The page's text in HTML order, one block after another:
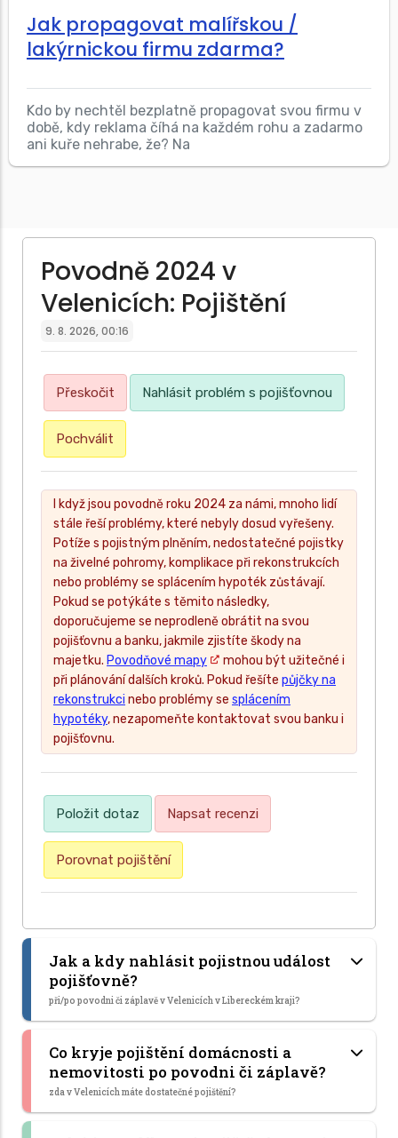
Jak propagovat malířskou /
lakýrnickou firmu zdarma?
Kdo by nechtěl bezplatně propagovat svou firmu v
době, kdy reklama číhá na každém rohu a zadarmo
ani kuře nehrabe, že? Na
Povodně 2024 v
Velenicích: Pojištění
9. 8. 2026, 00:16
Přeskočit Nahlásit problém s pojišťovnou
Pochválit
I když jsou povodně roku 2024 za námi, mnoho lidí
stále řeší problémy, které nebyly dosud vyřešeny.
Potíže s pojistným plněním, nedostatečné pojistky
na živelné pohromy, komplikace při rekonstrukcích
nebo problémy se splácením hypoték zůstávají.
Pokud se potýkáte s těmito následky,
doporučujeme se neprodleně obrátit na svou
pojišťovnu a banku, jakmile zjistíte škody na
majetku. Povodňové mapy
mohou být užitečné i
při plánování dalších kroků. Pokud řešíte půjčky na
rekonstrukci nebo problémy se splácením
hypotéky, nezapomeňte kontaktovat svou banku i
pojišťovnu.
Položit dotaz Napsat recenzi
Porovnat pojištění
Jak a kdy nahlásit pojistnou událost
pojišťovně?
při/po povodni či záplavě v Velenicích v Libereckém kraji?
Co kryje pojištění domácnosti a
nemovitosti po povodni či záplavě?
zda v Velenicích máte dostatečné pojištění?